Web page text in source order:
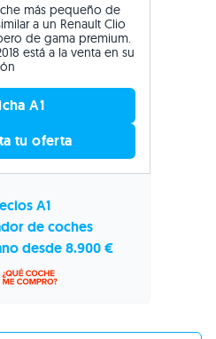
más pequeño de
a un Renault Clio
de gama premium.
está a la venta en su
A1
tu oferta
A1
de coches
desde 8.900 €